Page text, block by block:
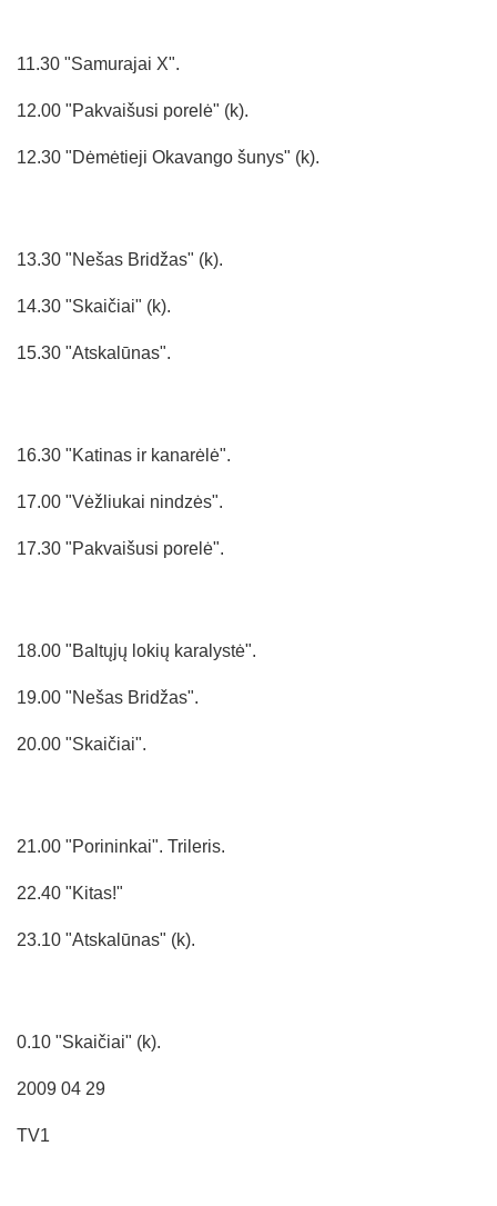
11.30 "Samurajai X".
12.00 "Pakvaišusi porelė" (k).
12.30 "Dėmėtieji Okavango šunys" (k).
13.30 "Nešas Bridžas" (k).
14.30 "Skaičiai" (k).
15.30 "Atskalūnas".
16.30 "Katinas ir kanarėlė".
17.00 "Vėžliukai nindzės".
17.30 "Pakvaišusi porelė".
18.00 "Baltųjų lokių karalystė".
19.00 "Nešas Bridžas".
20.00 "Skaičiai".
21.00 "Porininkai". Trileris.
22.40 "Kitas!"
23.10 "Atskalūnas" (k).
0.10 "Skaičiai" (k).
2009 04 29
TV1